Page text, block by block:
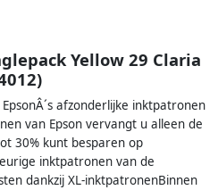
Yellow 29 Claria
afzonderlijke inktpatronen
van Epson vervangt u alleen de
30% kunt besparen op
inktpatronen van de
dankzij XL-inktpatronenBinnen